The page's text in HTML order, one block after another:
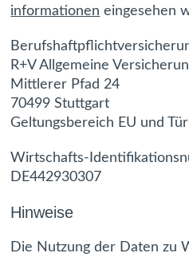
informationen eingesehen
R+V Allgemeine
Mittlerer Pfad 24
70499 Stuttgart
Geltungsbereich EU und
Wirtschafts-
DE442930307
Hinweise
Die Nutzung der Daten zu